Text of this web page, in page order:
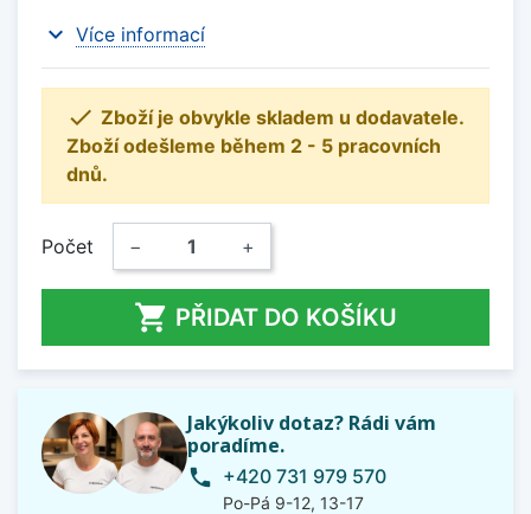
expand_more Více informací
 Zboží je obvykle skladem u dodavatele.
Zboží odešleme během 2 - 5 pracovních
dnů.
Počet − +
 PŘIDAT DO KOŠÍKU
Jakýkoliv dotaz? Rádi vám
poradíme.
phone +420 731 979 570
Po-Pá 9-12, 13-17